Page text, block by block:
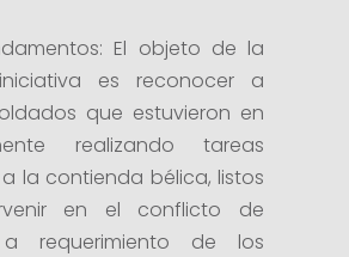
El objeto de la
es reconocer a
que estuvieron en
realizando tareas
la contienda bélica, listos
en el conflicto de
a requerimiento de los